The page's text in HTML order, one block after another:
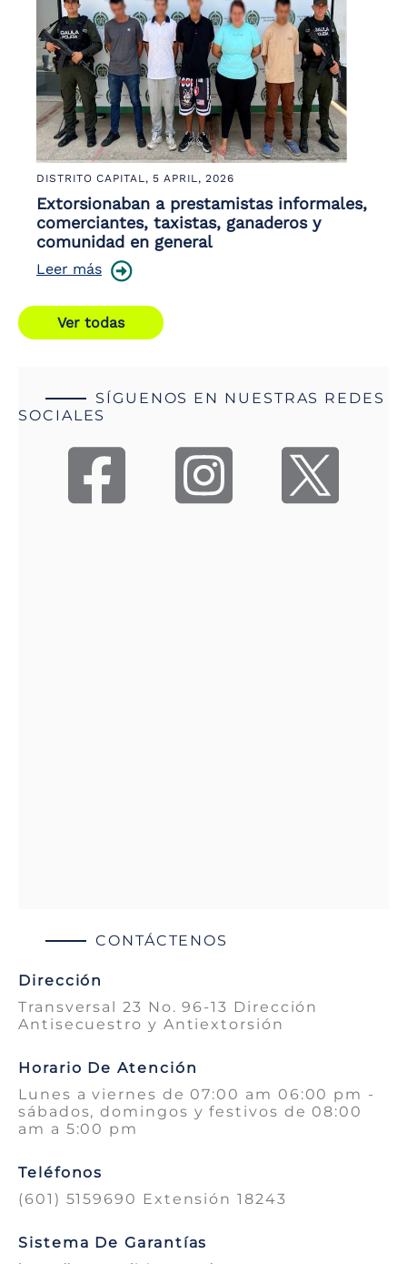
DISTRITO CAPITAL, 5 APRIL, 2026
Extorsionaban a prestamistas informales,
comerciantes, taxistas, ganaderos y
comunidad en general
Leer más
Ver todas
SÍGUENOS EN NUESTRAS REDES
SOCIALES
CONTÁCTENOS
Dirección
Transversal 23 No. 96-13 Dirección
Antisecuestro y Antiextorsión
Horario De Atención
Lunes a viernes de 07:00 am 06:00 pm -
sábados, domingos y festivos de 08:00
am a 5:00 pm
Teléfonos
(601) 5159690 Extensión 18243
Sistema De Garantías